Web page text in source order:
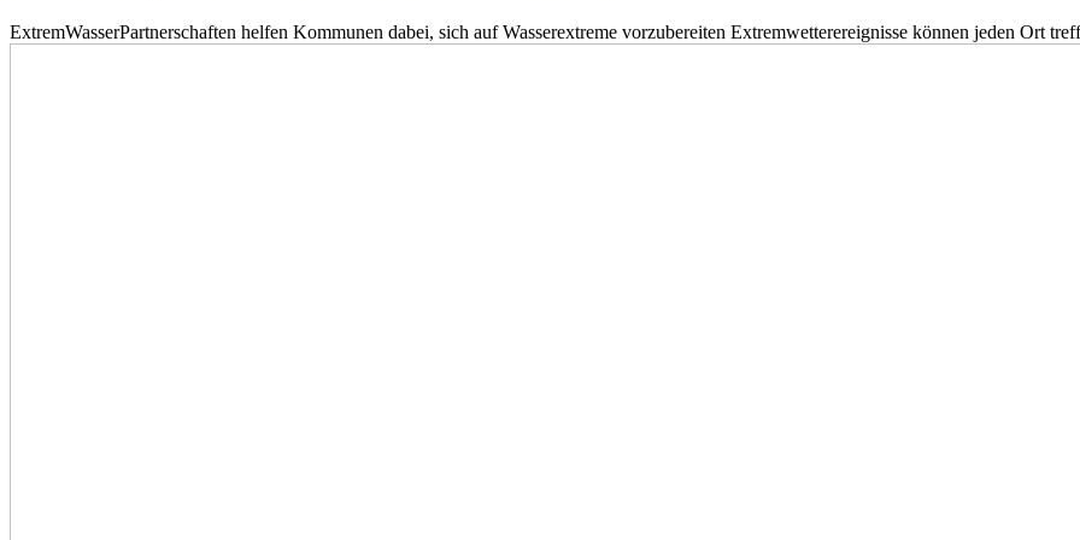
ExtremWasserPartnerschaften helfen Kommunen dabei, sich auf Wasserextreme vorzubereiten Extremwetterereignisse können jeden Ort